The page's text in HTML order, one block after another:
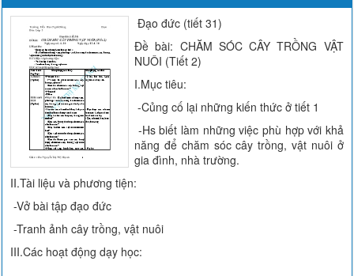
Đạo đức (tiết 31)
Đề bài: CHĂM SÓC CÂY TRỒNG VẬT
NUÔI (Tiết 2)
I.Mục tiêu:
-Củng cố lại những kiến thức ở tiết 1
-Hs biết làm những việc phù hợp với khả
năng để chăm sóc cây trồng, vật nuôi ở
gia đình, nhà trường.
II.Tài liệu và phương tiện:
-Vở bài tập đạo đức
-Tranh ảnh cây trồng, vật nuôi
III.Các hoạt động dạy học: